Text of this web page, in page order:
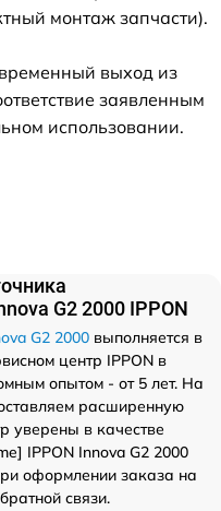
монтаж запчасти).
выход из
заявленным
использовании.
G2 2000 IPPON
G2 2000 выполняется в
центр IPPON в
опытом - от 5 лет. На
расширенную
уверены в качестве
IPPON Innova G2 2000
оформлении заказа на
связи.